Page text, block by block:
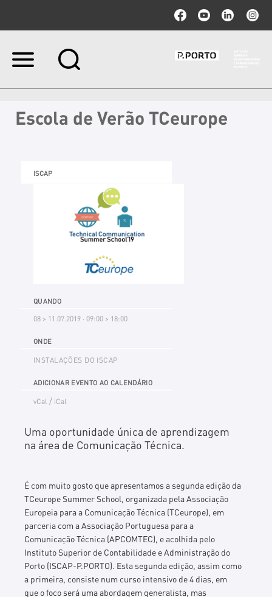
Ir
Ir
para
Escola de Verão TCeurope
ISCAP
QUANDO
08 > 11.07.2019 · 09:00 > 18:00
ONDE
INSTALAÇÕES DO ISCAP
ADICIONAR EVENTO AO CALENDÁRIO
vCal / iCal
Uma oportunidade única de aprendizagem
na área de Comunicação Técnica.
É com muito gosto que apresentamos a segunda edição da
TCeurope Summer School, organizada pela Associação
Europeia para a Comunicação Técnica (TCeurope), em
parceria com aAssociação Portuguesa para a
Comunicação Técnica (APCOMTEC), e acolhida pelo
Instituto Superior de Contabilidade e Administração do
Porto (ISCAP-P.PORTO). Esta segunda edição, assim como
a primeira, consiste num curso intensivo de 4 dias, em
que o foco será uma abordagem generalista, mas